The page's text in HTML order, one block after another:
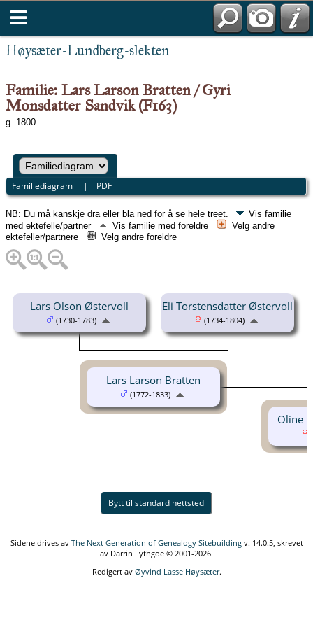
Høysæter-Lundberg-slekten
Familie: Lars Larson Bratten / Gyri
Monsdatter Sandvik (F163)
g. 1800
Familiediagram | PDF
NB: Du må kanskje dra eller bla ned for å se hele treet.
Vis familie
med ektefelle/partner
Vis familie med foreldre
Velg andre
ektefeller/partnere
Velg andre foreldre
Lars Olson Østervoll
(1730-1783)
Eli Torstensdatter Østervoll
(1734-1804)
Lars Larson Bratten
(1772-1833)
Oline
Bytt til standard nettsted
Sidene drives av The Next Generation of Genealogy Sitebuildingv. 14.0.5, skrevet
av Darrin Lythgoe © 2001-2026.
Redigert av Øyvind Lasse Høysæter.